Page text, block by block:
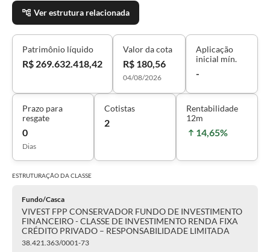
Ver estrutura relacionada
Patrimônio líquido
R$ 269.632.418,42
Valor da cota
R$ 180,56
04/08/2026
Aplicação
inicial mín.
-
Prazo para
resgate
0
Dias
Cotistas
2
Rentabilidade
12m
14,65%
ESTRUTURAÇÃO DACLASSE
Fundo/Casca
VIVEST FPP CONSERVADOR FUNDO DE INVESTIMENTO
FINANCEIRO - CLASSE DE INVESTIMENTO RENDA FIXA
CRÉDITO PRIVADO – RESPONSABILIDADE LIMITADA
38.421.363/0001-73